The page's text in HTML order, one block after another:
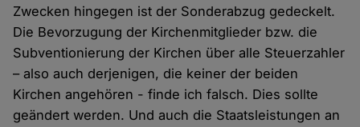
Zwecken hingegen ist der Sonderabzug gedeckelt.
Die Bevorzugung der Kirchenmitglieder bzw. die
Subventionierung der Kirchen über alle Steuerzahler
– also auch derjenigen, die keiner der beiden
Kirchen angehören - finde ich falsch. Dies sollte
geändert werden. Und auch die Staatsleistungen an